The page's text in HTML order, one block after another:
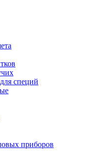
специй
приборов